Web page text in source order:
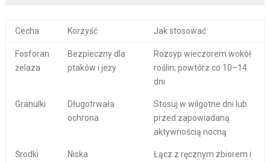
Cecha Korzyść Jak stosować
Fosforan
żelaza
Bezpieczny dla
ptaków i jeży
Rozsyp wieczorem wokół
roślin; powtórz co 10–14
dni
Granulki
Długotrwała
ochrona
Stosuj w wilgotne dni lub
przed zapowiadaną
aktywnością nocną
Środki
Niska
Łącz z ręcznym zbiorem i